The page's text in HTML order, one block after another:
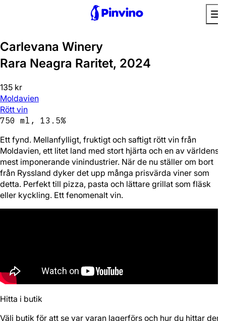
Carlevana Winery
Rara Neagra Raritet, 2024
135 kr
Moldavien
Rött vin
750 ml, 13.5%
Ett fynd. Mellanfylligt, fruktigt och saftigt rött vin från
Moldavien, ett litet land med stort hjärta och en av världens
mest imponerande vinindustrier. När de nu ställer om bort
från Ryssland dyker det upp många prisvärda viner som
detta. Perfekt till pizza, pasta och lättare grillat som fläsk
eller kyckling. Ett fenomenalt vin.
Hitta i butik
Välj butik för att se var varan lagerförs och hur du hittar den.